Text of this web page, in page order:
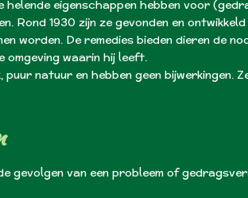
eigenschappen hebben voor
Rond 1930 zijn ze gevonden en
worden. De remedies bieden dieren de
omgeving waarin hij leeft.
natuur en hebben geen bijwerkingen.
gevolgen van een probleem of